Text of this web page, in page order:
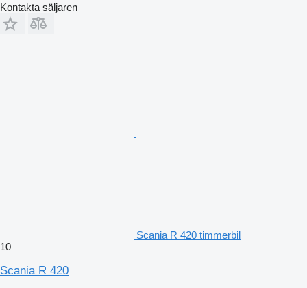
Kontakta säljaren
Scania R 420 timmerbil
10
Scania R 420